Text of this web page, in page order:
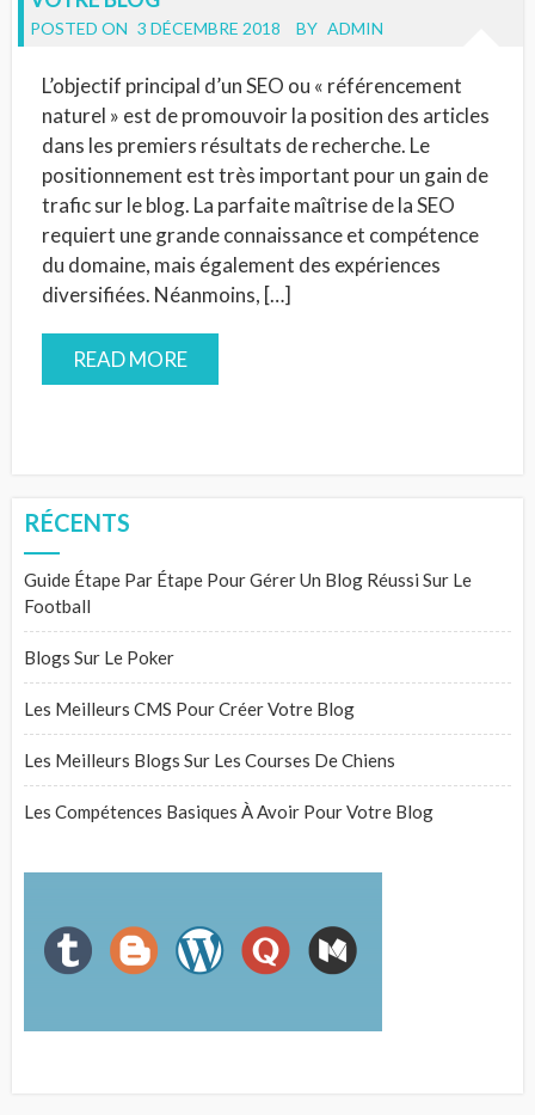
POSTED ON 3 DÉCEMBRE 2018 BY ADMIN
L’objectif principal d’un SEO ou « référencement
naturel » est de promouvoir la position des articles
dans les premiers résultats de recherche. Le
positionnement est très important pour un gain de
trafic sur le blog. La parfaite maîtrise de la SEO
requiert une grande connaissance et compétence
du domaine, mais également des expériences
diversifiées. Néanmoins, […]
READ MORE
RÉCENTS
Guide Étape Par Étape Pour Gérer Un Blog Réussi Sur Le
Football
Blogs Sur Le Poker
Les Meilleurs CMS Pour Créer Votre Blog
Les Meilleurs Blogs Sur Les Courses De Chiens
Les Compétences Basiques À Avoir Pour Votre Blog